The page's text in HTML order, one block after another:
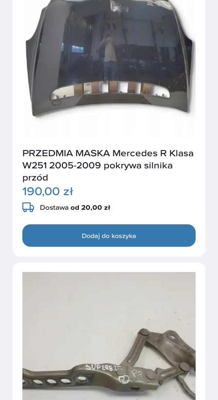
PRZEDMIA MASKA Mercedes R Klasa
W251 2005-2009 pokrywa silnika
przód
190,00 zł
Dostawa od 20,00 zł
Dodaj do koszyka